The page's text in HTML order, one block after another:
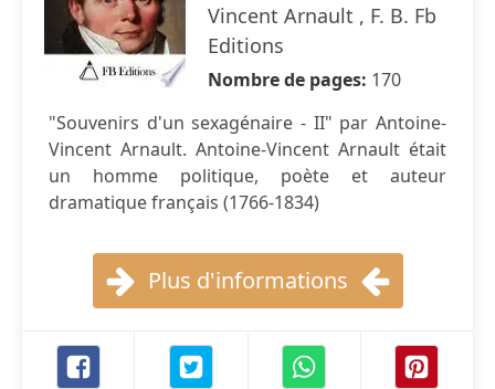
Vincent Arnault , F. B. Fb
Editions
Nombre de pages: 170
"Souvenirs d'un sexagénaire - II" par Antoine-
Vincent Arnault. Antoine-Vincent Arnault était
un homme politique, poète et auteur
dramatique français (1766-1834)
Plus d'informations